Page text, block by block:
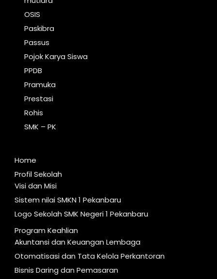
OSIS
Paskibra
Passus
Pojok Karya Siswa
PPDB
Pramuka
Prestasi
Rohis
SMK – PK
Home
Profil Sekolah
Visi dan Misi
Sistem nilai SMKN 1 Pekanbaru
Logo Sekolah SMK Negeri 1 Pekanbaru
Program Keahlian
Akuntansi dan Keuangan Lembaga
Otomatisasi dan Tata Kelola Perkantoran
Bisnis Daring dan Pemasaran